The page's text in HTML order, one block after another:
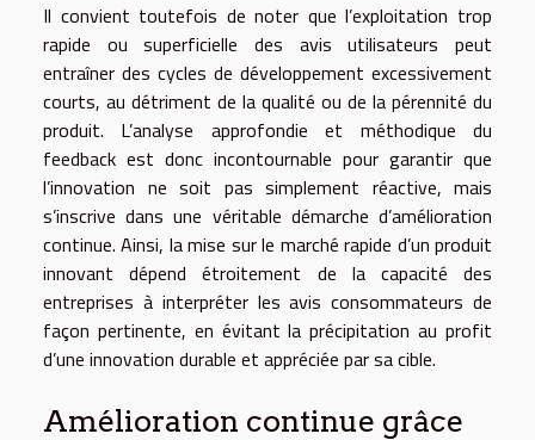
Il convient toutefois de noter que l’exploitation trop
rapide ou superficielle des avis utilisateurs peut
entraîner des cycles de développement excessivement
courts, au détriment de la qualité ou de la pérennité du
produit. L’analyse approfondie et méthodique du
feedback est donc incontournable pour garantir que
l’innovation ne soit pas simplement réactive, mais
s’inscrive dans une véritable démarche d’amélioration
continue. Ainsi, la mise sur le marché rapide d’un produit
innovant dépend étroitement de la capacité des
entreprises à interpréter les avis consommateurs de
façon pertinente, en évitant la précipitation au profit
d’une innovation durable et appréciée par sa cible.
Amélioration continue grâce